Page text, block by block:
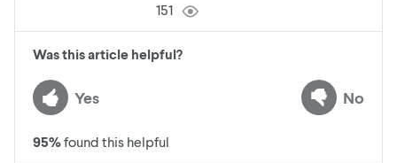
151
Was this article helpful?
Yes No
95%found this helpful